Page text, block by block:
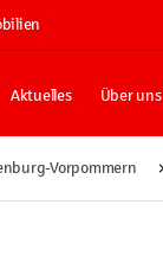
Aktuelles Über uns
Vorpommern